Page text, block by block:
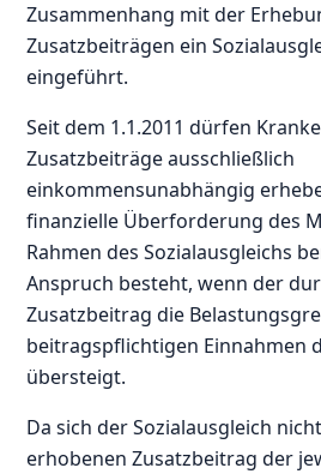
Zusammenhang mit der
Zusatzbeiträgen ein
eingeführt.
Seit dem 1.1.2011 dürfen
Zusatzbeiträge ausschließlich
einkommensunabhängig
finanzielle Überforderung des
Rahmen des Sozialausgleichs
Anspruch besteht, wenn der
Zusatzbeitrag die
beitragspflichtigen Einnahmen
übersteigt.
Da sich der Sozialausgleich
erhobenen Zusatzbeitrag der